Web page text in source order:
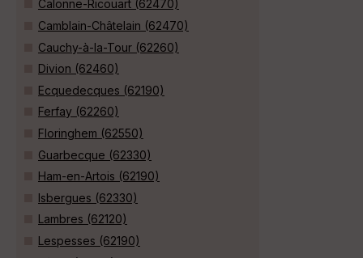
Calonne-Ricouart (62470)
Camblain-Châtelain (62470)
Cauchy-à-la-Tour (62260)
Divion (62460)
Ecquedecques (62190)
Ferfay (62260)
Floringhem (62550)
Guarbecque (62330)
Ham-en-Artois (62190)
Isbergues (62330)
Lambres (62120)
Lespesses (62190)